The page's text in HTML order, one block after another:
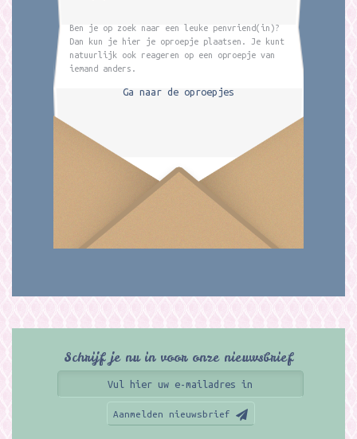
Ben je op zoek naar een leuke penvriend(in)?
Dan kun je hier je oproepje plaatsen. Je kunt
natuurlijk ook reageren op een oproepje van
iemand anders.
Ga naar de oproepjes
Schrijf je nu in voor onze nieuwsbrief
Aanmelden nieuwsbrief